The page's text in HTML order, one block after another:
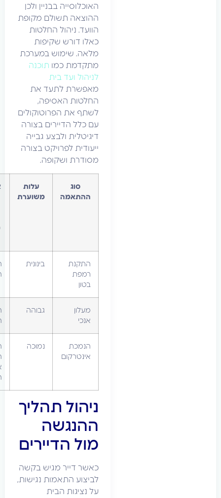
האוכלוסייה בבניין ולכן
ההוצאה תשולם מקופת
הוועד. ניהול החלטות
כאלו דורש שקיפות
מלאה. שימוש במערכת
מתקדמת כמותוכנה
לניהול ועד בית
מאפשרת לתעד את
החלטות האסיפה,
לשתף את הפרוטוקולים
עם כלל הדיירים בצורה
דיגיטלית ולבצע גבייה
ייעודית לפרויקט בצורה
מסודרת ושקופה.
משוערת
אחריות
תשלום
בינונית
הדייר
גבוהה
הדייר
נמוכה
הדייר
ניהול תהליך
ההנגשה
מול הדיירים
כאשר דייר מגיש בקשה
לביצוע התאמות נגישות,
על נציגות הבית